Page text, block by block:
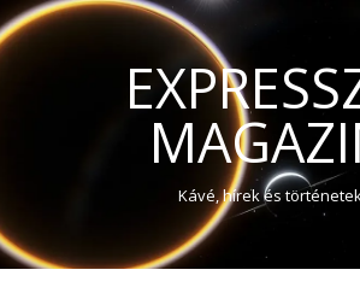
Kávé, hírek és